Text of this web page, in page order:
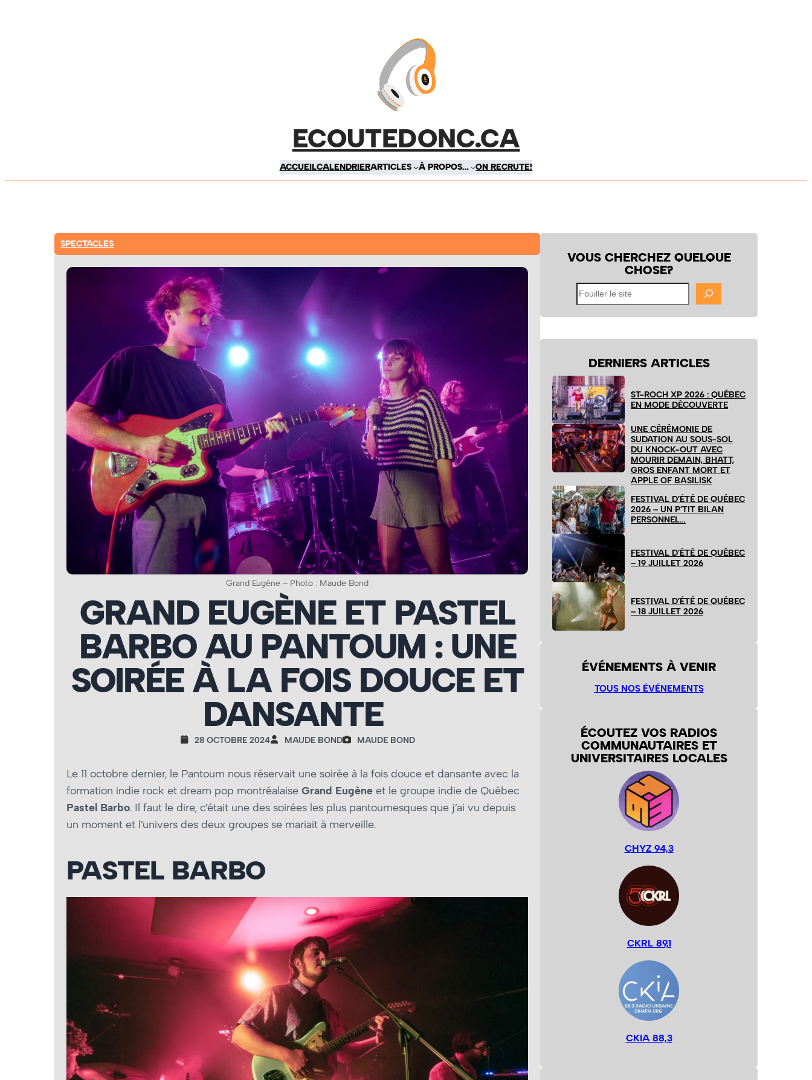
ECOUTEDONC.CA
ACCUEILCALENDRIERARTICLES À PROPOS… ON RECRUTE!
SPECTACLES
Grand Eugène – Photo : Maude Bond
GRAND EUGÈNE ET PASTEL
BARBO AU PANTOUM : UNE
SOIRÉE À LA FOIS DOUCE ET
DANSANTE
28 OCTOBRE 2024 MAUDE BOND MAUDE BOND
Le 11 octobre dernier, le Pantoum nous réservait une soirée à la fois douce et dansante avec la
formation indie rock et dream pop montréalaise Grand Eugène et le groupe indie de Québec
Pastel Barbo. Il faut le dire, c’était une des soirées les plus pantoumesques que j’ai vu depuis
un moment et l’univers des deux groupes se mariait à merveille.
PASTEL BARBO
VOUS CHERCHEZ QUELQUE
CHOSE?
Fouiller
le
site
DERNIERS ARTICLES
ST-ROCH XP 2026 : QUÉBEC
EN MODE DÉCOUVERTE
UNE CÉRÉMONIE DE
SUDATION AU SOUS-SOL
DU KNOCK-OUT AVEC
MOURIR DEMAIN, BHATT,
GROS ENFANT MORT ET
APPLE OF BASILISK
FESTIVAL D’ÉTÉ DE QUÉBEC
2026 – UN P’TIT BILAN
PERSONNEL…
FESTIVAL D’ÉTÉ DE QUÉBEC
– 19 JUILLET 2026
FESTIVAL D’ÉTÉ DE QUÉBEC
– 18 JUILLET 2026
ÉVÉNEMENTS À VENIR
TOUS NOS ÉVÉNEMENTS
ÉCOUTEZ VOS RADIOS
COMMUNAUTAIRES ET
UNIVERSITAIRES LOCALES
CHYZ 94,3
CKRL 89,1
CKIA 88,3